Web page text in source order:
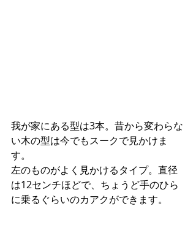
我が家にある型は3本。昔から変わらな
い木の型は今でもスークで見かけま
す。
左のものがよく見かけるタイプ。直径
は12センチほどで、ちょうど手のひら
に乗るぐらいのカアクができます。